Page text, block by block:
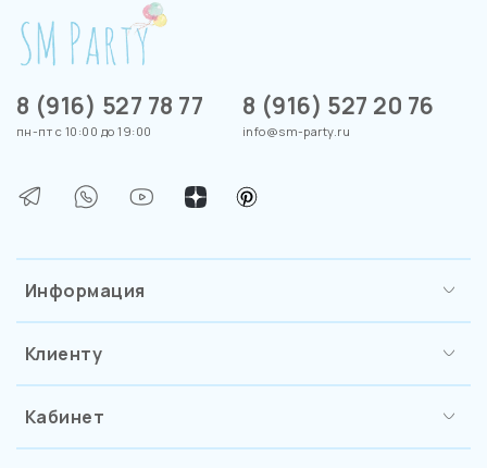
Информация
Клиенту
Кабинет
8 (916) 527 78 77
пн-пт с 10:00 до 19:00
8 (916) 527 20 76
info@sm-party.ru